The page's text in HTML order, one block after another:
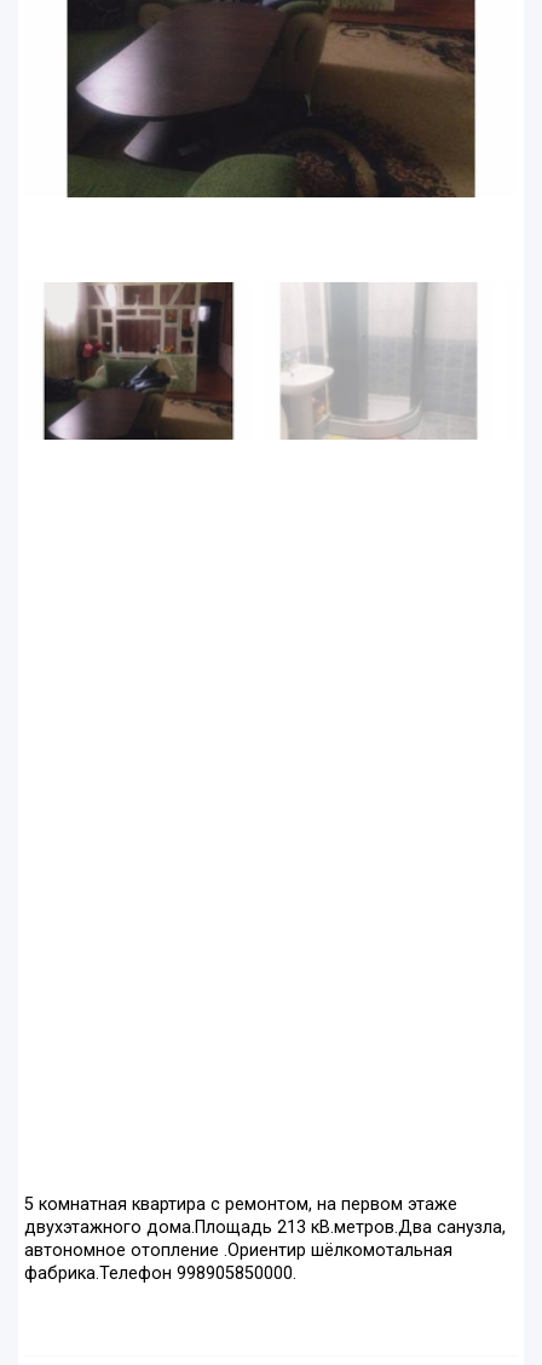
5 комнатная квартира с ремонтом, на первом этаже
двухэтажного дома.Площадь 213 кВ.метров.Два санузла,
автономное отопление .Ориентир шёлкомотальная
фабрика.Телефон 998905850000.